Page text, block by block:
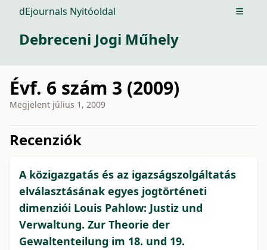
dEjournals Nyitóoldal Open
Debreceni Jogi Műhely
Évf. 6 szám 3 (2009)
Megjelent július 1, 2009
Recenziók
A közigazgatás és az igazságszolgáltatás
elválasztásának egyes jogtörténeti
dimenziói Louis Pahlow: Justiz und
Verwaltung. Zur Theorie der
Gewaltenteilung im 18. und 19.